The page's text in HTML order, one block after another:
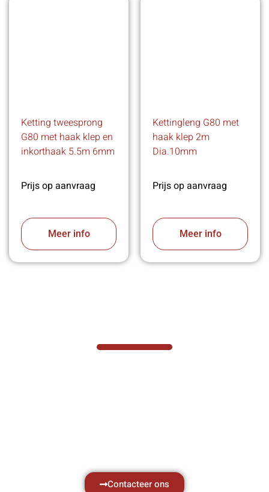
Ketting tweesprong
G80 met haak klep en
inkorthaak 5.5m 6mm
Prijs op aanvraag
Meer info
Kettingleng G80 met
haak klep 2m
Dia.10mm
Prijs op aanvraag
Meer info
Contacteer ons